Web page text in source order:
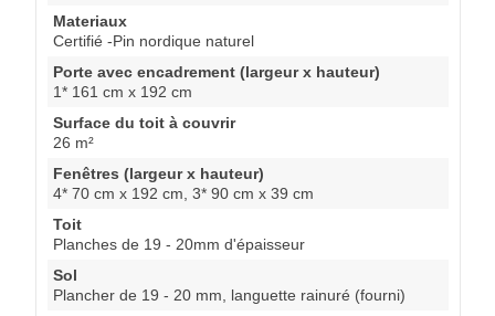
Materiaux
Certifié -Pin nordique naturel
Porte avec encadrement (largeur x hauteur)
1* 161 cm x 192 cm
Surface du toit à couvrir
26 m²
Fenêtres (largeur x hauteur)
4* 70 cm x 192 cm, 3* 90 cm x 39 cm
Toit
Planches de 19 - 20mm d'épaisseur
Sol
Plancher de 19 - 20 mm, languette rainuré (fourni)